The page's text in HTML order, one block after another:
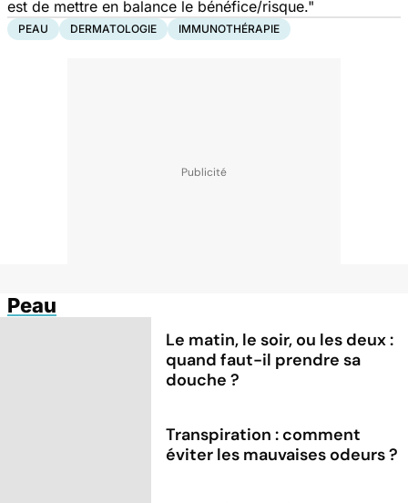
est de mettre en balance le bénéfice/risque."
PEAU DERMATOLOGIE IMMUNOTHÉRAPIE
Peau
Le matin, le soir, ou les deux :
quand faut-il prendre sa
douche ?
Transpiration : comment
éviter les mauvaises odeurs ?